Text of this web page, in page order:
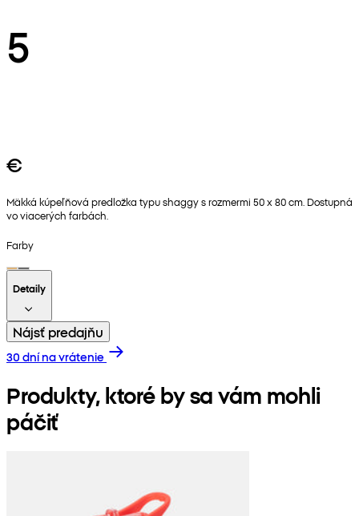
5
€
Mäkká kúpeľňová predložka typu shaggy s rozmermi 50 x 80 cm. Dostupná
vo viacerých farbách.
Farby
Detaily
Nájsť predajňu
30 dní na vrátenie
Produkty, ktoré by sa vám mohli
páčiť